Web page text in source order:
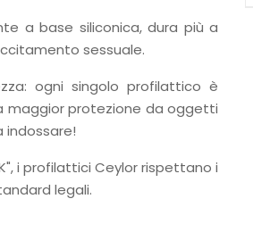
a base siliconica, dura più a
sessuale.
ogni singolo profilattico è
maggior protezione da oggetti
indossare!
i profilattici Ceylor rispettano i
legali.